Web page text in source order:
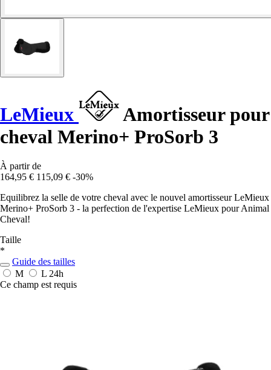
LeMieux
Amortisseur pour
cheval Merino+ ProSorb 3
À partir de
164,95 € 115,09 € -30%
Equilibrez la selle de votre cheval avec le nouvel amortisseur LeMieux
Merino+ ProSorb 3 - la perfection de l'expertise LeMieux pour Animal
Cheval!
Taille
*
Guide des tailles
M
L 24h
Ce champ est requis